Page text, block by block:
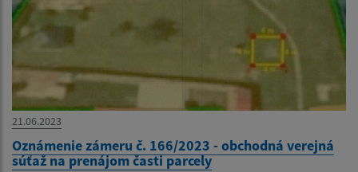
21.06.2023
Oznámenie zámeru č. 166/2023 - obchodná verejná
súťaž na prenájom časti parcely